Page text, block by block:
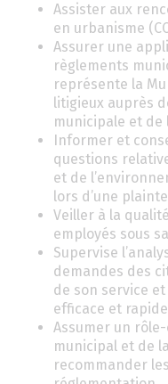
Assister aux
en urbanisme
Assurer une
règlements
représente la
litigieux auprès
municipale et de
Informer et
questions
et de
lors d’une
Veiller à la
employés sous
Supervise
demandes des
de son service
efficace et
Assumer un
municipal et de
recommander